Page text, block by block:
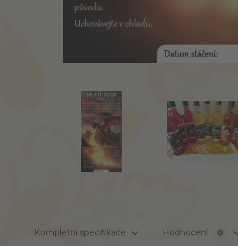
Kompletní specifikace Hodnocení 0